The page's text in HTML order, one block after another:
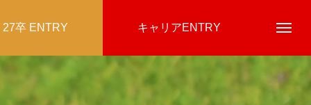
27卒 ENTRY キャリアENTRY